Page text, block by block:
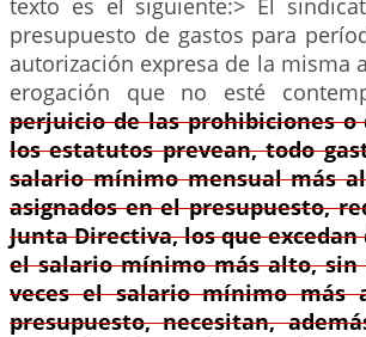
texto es el siguiente:> El
presupuesto de gastos para
autorización expresa de la misma
erogación que no esté
perjuicio de las prohibiciones
los estatutos prevean, todo
salario mínimo mensual más
asignados en el presupuesto,
Junta Directiva, los que
el salario mínimo más alto, sin
veces el salario mínimo
presupuesto, necesitan,